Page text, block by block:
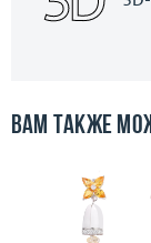
Вам также